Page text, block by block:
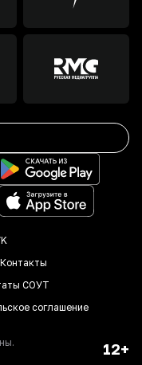
Контакты
СОУТ
соглашение
12+